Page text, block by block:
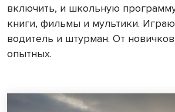
включить, и школьную
книги, фильмы и мультики.
водитель и штурман. От
опытных.